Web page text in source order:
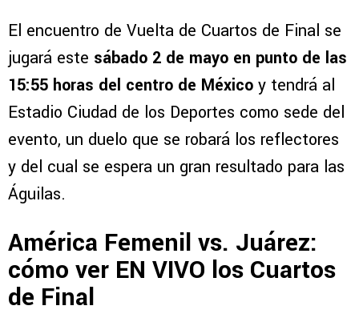
El encuentro de Vuelta de Cuartos de Final se
jugará este sábado 2 de mayo en punto de las
15:55 horas del centro de México y tendrá al
Estadio Ciudad de los Deportes como sede del
evento, un duelo que se robará los reflectores
y del cual se espera un gran resultado para las
Águilas.
América Femenil vs. Juárez:
cómo ver EN VIVO los Cuartos
de Final